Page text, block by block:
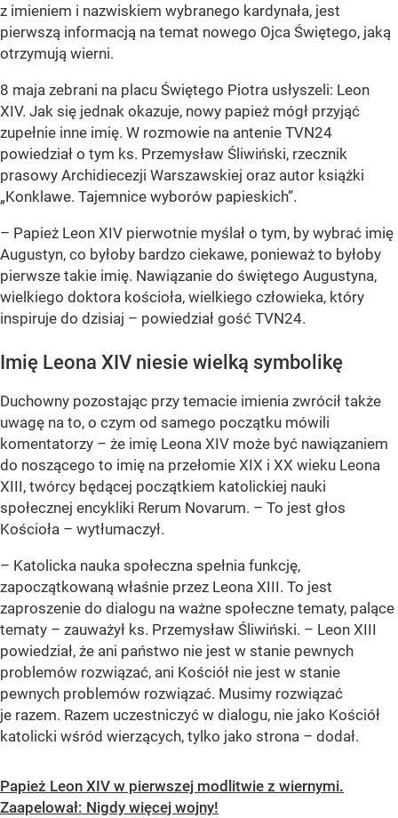
z imieniem i nazwiskiem wybranego kardynała, jest
pierwszą informacją na temat nowego Ojca Świętego, jaką
otrzymują wierni.
8 maja zebrani na placu Świętego Piotra usłyszeli: Leon
XIV. Jak się jednak okazuje, nowy papież mógł przyjąć
zupełnie inne imię. W rozmowie na antenie TVN24
powiedział o tym ks. Przemysław Śliwiński, rzecznik
prasowy Archidiecezji Warszawskiej oraz autor książki
„Konklawe. Tajemnice wyborów papieskich”.
– Papież Leon XIV pierwotnie myślał o tym, by wybrać imię
Augustyn, co byłoby bardzo ciekawe, ponieważ to byłoby
pierwsze takie imię. Nawiązanie do świętego Augustyna,
wielkiego doktora kościoła, wielkiego człowieka, który
inspiruje do dzisiaj – powiedział gość TVN24.
Imię Leona XIV niesie wielką symbolikę
Duchowny pozostając przy temacie imienia zwrócił także
uwagę na to, o czym od samego początku mówili
komentatorzy – że imię Leona XIV może być nawiązaniem
do noszącego to imię na przełomie XIX i XX wieku Leona
XIII, twórcy będącej początkiem katolickiej nauki
społecznej encykliki Rerum Novarum. – To jest głos
Kościoła – wytłumaczył.
– Katolicka nauka społeczna spełnia funkcję,
zapoczątkowaną właśnie przez Leona XIII. To jest
zaproszenie do dialogu na ważne społeczne tematy, palące
tematy – zauważył ks. Przemysław Śliwiński. – Leon XIII
powiedział, że ani państwo nie jest w stanie pewnych
problemów rozwiązać, ani Kościół nie jest w stanie
pewnych problemów rozwiązać. Musimy rozwiązać
je razem. Razem uczestniczyć w dialogu, nie jako Kościół
katolicki wśród wierzących, tylko jako strona – dodał.
Papież Leon XIV w pierwszej modlitwie z wiernymi.
Zaapelował: Nigdy więcej wojny!